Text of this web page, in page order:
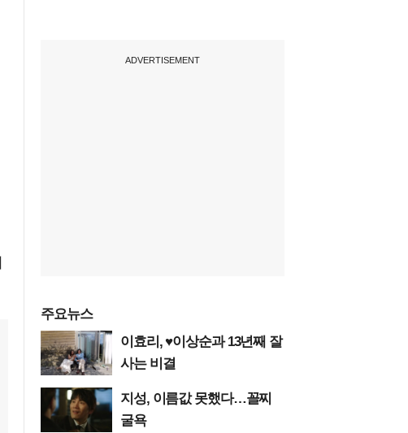
ADVERTISEMENT
주요뉴스
이효리, ♥이상순과 13년째 잘
사는 비결
지성, 이름값 못했다…꼴찌
굴욕